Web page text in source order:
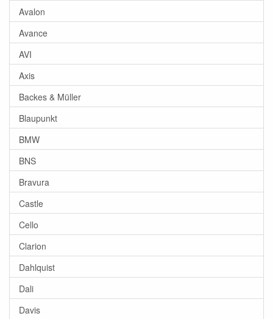
Avalon
Avance
AVI
Axis
Backes & Müller
Blaupunkt
BMW
BNS
Bravura
Castle
Cello
Clarion
Dahlquist
Dali
Davis